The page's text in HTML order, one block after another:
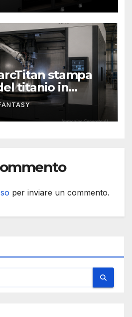
stampa
titanio in
per inviare un commento.